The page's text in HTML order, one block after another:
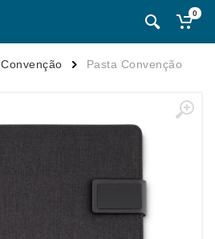
0
Convenção Pasta Convenção